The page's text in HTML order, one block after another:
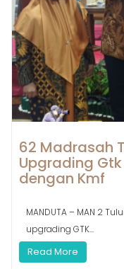
62 Madrasah
Upgrading
dengan Kmf
MANDUTA – MAN 2
upgrading GTK...
Read More